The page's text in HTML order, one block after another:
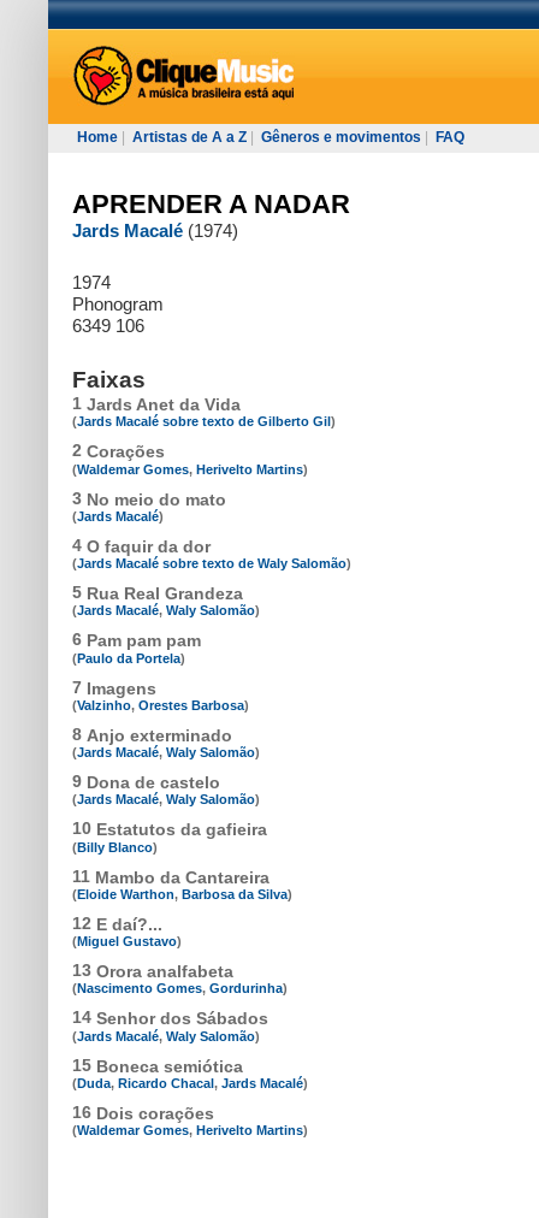
Home Artistas de A a Z Gêneros e movimentos FAQ
APRENDER A NADAR
Jards Macalé (1974)
1974
Phonogram
6349 106
Faixas
1 Jards Anet da Vida
(Jards Macalé sobre texto de Gilberto Gil )
2 Corações
(Waldemar Gomes, Herivelto Martins)
3 No meio do mato
(Jards Macalé)
4 O faquir da dor
(Jards Macalé sobre texto de Waly Salomão)
5 Rua Real Grandeza
(Jards Macalé, Waly Salomão)
6 Pam pam pam
(Paulo da Portela)
7 Imagens
(Valzinho, Orestes Barbosa)
8 Anjo exterminado
(Jards Macalé, Waly Salomão)
9 Dona de castelo
(Jards Macalé, Waly Salomão)
10 Estatutos da gafieira
(Billy Blanco)
11 Mambo da Cantareira
(Eloide Warthon, Barbosa da Silva)
12 E daí?...
(Miguel Gustavo)
13 Orora analfabeta
(Nascimento Gomes, Gordurinha)
14 Senhor dos Sábados
(Jards Macalé, Waly Salomão)
15 Boneca semiótica
(Duda, Ricardo Chacal, Jards Macalé)
16 Dois corações
(Waldemar Gomes, Herivelto Martins)